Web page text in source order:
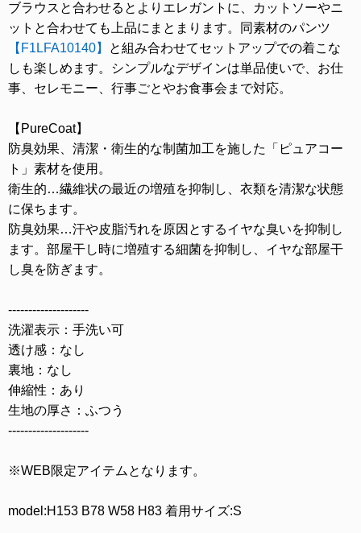
ブラウスと合わせるとよりエレガントに、カットソーやニ
ットと合わせても上品にまとまります。同素材のパンツ
【F1LFA10140】
と組み合わせてセットアップでの着こな
しも楽しめます。シンプルなデザインは単品使いで、お仕
事、セレモニー、行事ごとやお食事会まで対応。
【PureCoat】
防臭効果、清潔・衛生的な制菌加工を施した「ピュアコー
ト」素材を使用。
衛生的…繊維状の最近の増殖を抑制し、衣類を清潔な状態
に保ちます。
防臭効果…汗や皮脂汚れを原因とするイヤな臭いを抑制し
ます。部屋干し時に増殖する細菌を抑制し、イヤな部屋干
し臭を防ぎます。
--------------------
洗濯表示：手洗い可
透け感：なし
裏地：なし
伸縮性：あり
生地の厚さ：ふつう
--------------------
※WEB限定アイテムとなります。
model:H153 B78 W58 H83 着用サイズ:S